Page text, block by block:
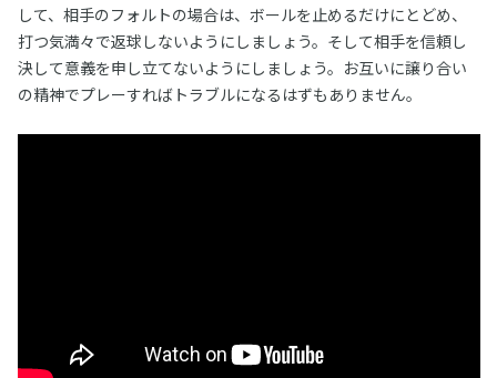
して、相手のフォルトの場合は、ボールを止めるだけにとどめ、
打つ気満々で返球しないようにしましょう。そして相手を信頼し
決して意義を申し立てないようにしましょう。お互いに譲り合い
の精神でプレーすればトラブルになるはずもありません。